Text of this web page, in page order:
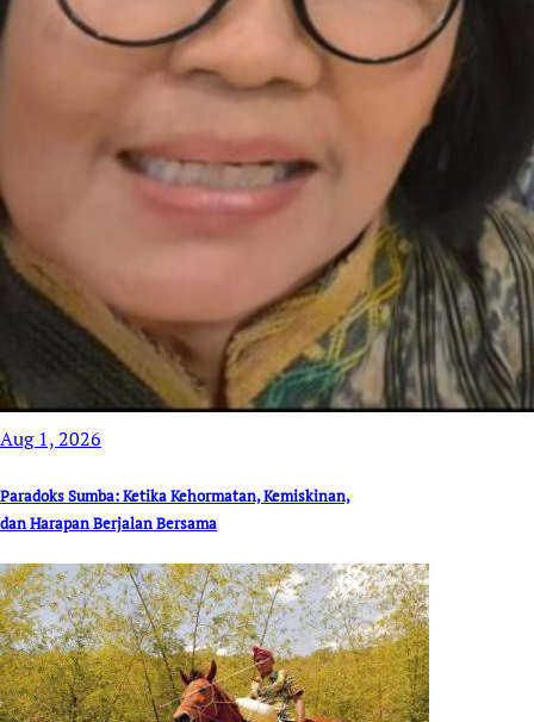
Aug 1, 2026
Paradoks Sumba: Ketika Kehormatan, Kemiskinan,
dan Harapan Berjalan Bersama